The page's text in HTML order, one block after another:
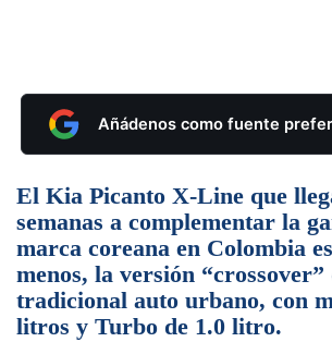
Añádenos como fuente
El Kia Picanto X-Line que
semanas a complementar la
marca coreana en Colombia
menos, la versión “crossover”
tradicional auto urbano, con
litros y Turbo de 1.0 litro.